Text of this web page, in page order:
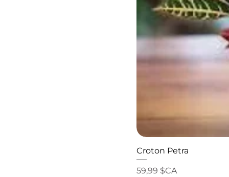
Croton Petra
Prix
59,99 $CA